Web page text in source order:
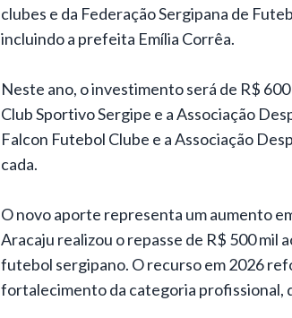
clubes e da Federação Sergipana de
incluindo a prefeita Emília Corrêa.
Neste ano, o investimento será de R$
Club Sportivo Sergipe e a Associação
Falcon Futebol Clube e a Associação
cada.
O novo aporte representa um aumento
Aracaju realizou o repasse de R$ 500 mil
futebol sergipano. O recurso em 2026
fortalecimento da categoria profissional,